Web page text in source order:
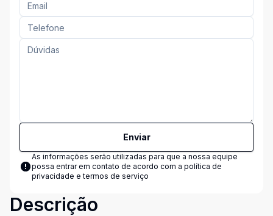
Enviar
As informações serão utilizadas para que a nossa equipe
possa entrar em contato de acordo com a política de
privacidade e termos de serviço
Descrição